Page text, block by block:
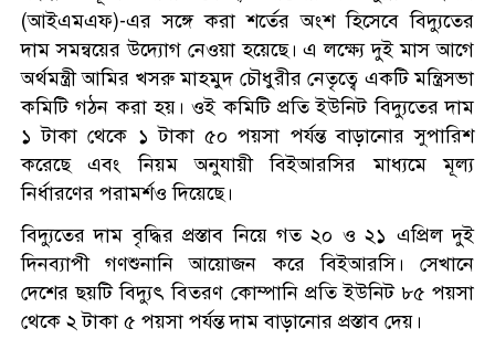
(আইএমএফ)-এর সঙ্গে করা শর্তের অংশ হিসেবে বিদ্যুতের
দাম সমন্বয়ের উদ্যোগ নেওয়া হয়েছে। এ লক্ষ্যে দুই মাস আগে
অর্থমন্ত্রী আমির খসরু মাহমুদ চৌধুরীর নেতৃত্বে একটি মন্ত্রিসভা
কমিটি গঠন করা হয়। ওই কমিটি প্রতি ইউনিট বিদ্যুতের দাম
১ টাকা থেকে ১ টাকা ৫০ পয়সা পর্যন্ত বাড়ানোর সুপারিশ
করেছে এবং নিয়ম অনুযায়ী বিইআরসির মাধ্যমে মূল্য
নির্ধারণের পরামর্শও দিয়েছে।
বিদ্যুতের দাম বৃদ্ধির প্রস্তাব নিয়ে গত ২০ ও ২১ এপ্রিল দুই
দিনব্যাপী গণশুনানি আয়োজন করে বিইআরসি। সেখানে
দেশের ছয়টি বিদ্যুৎ বিতরণ কোম্পানি প্রতি ইউনিট ৮৫ পয়সা
থেকে ২ টাকা ৫ পয়সা পর্যন্ত দাম বাড়ানোর প্রস্তাব দেয়।